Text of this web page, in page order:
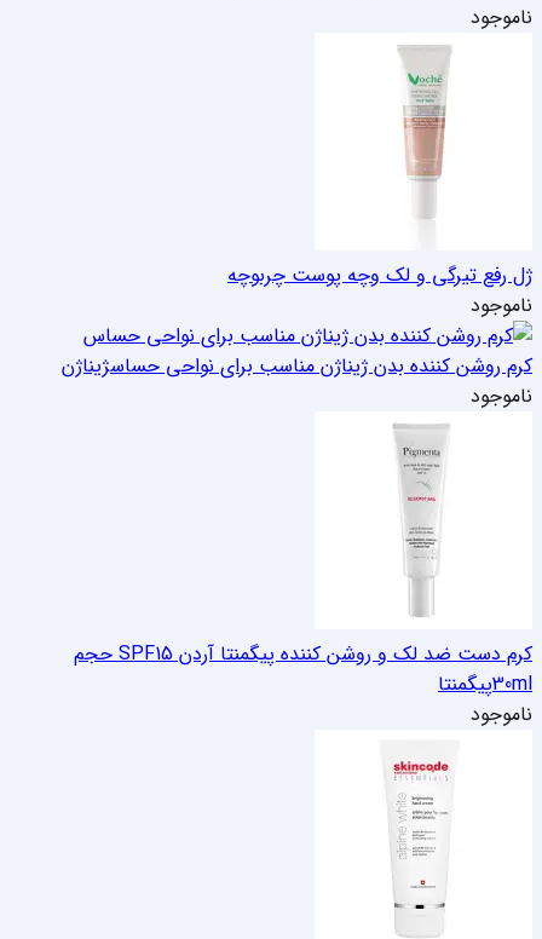
ناموجود
ژل رفع تیرگی و لک وچه پوست چربوچه
ناموجود
کرم روشن کننده بدن ژیناژن مناسب برای نواحی حساسژیناژن
ناموجود
کرم دست ضد لک و روشن کننده پیگمنتا آردن SPF15 حجم
30mlپیگمنتا
ناموجود